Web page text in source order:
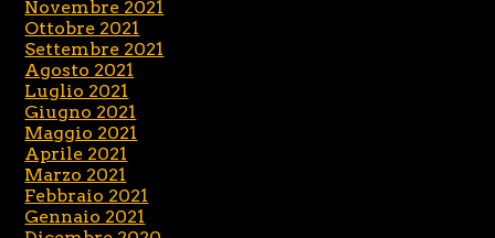
Novembre 2021
Ottobre 2021
Settembre 2021
Agosto 2021
Luglio 2021
Giugno 2021
Maggio 2021
Aprile 2021
Marzo 2021
Febbraio 2021
Gennaio 2021